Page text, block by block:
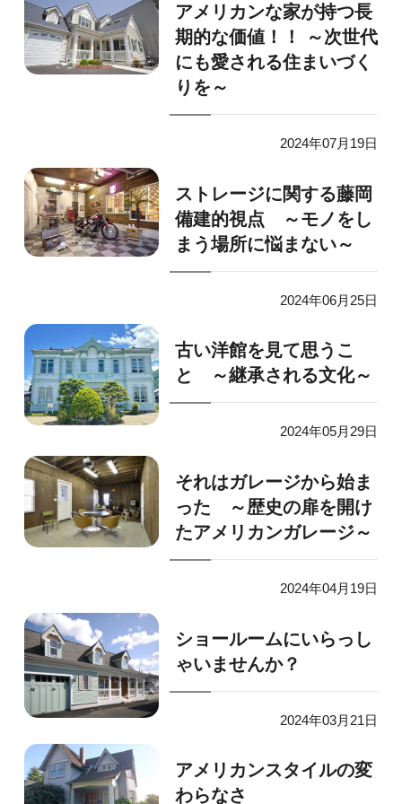
アメリカンな家が持つ長
期的な価値！！ ～次世代
にも愛される住まいづく
りを～
2024年07月19日
ストレージに関する藤岡
備建的視点 ～モノをし
まう場所に悩まない～
2024年06月25日
古い洋館を見て思うこ
と ～継承される文化～
2024年05月29日
それはガレージから始ま
った ～歴史の扉を開け
たアメリカンガレージ～
2024年04月19日
ショールームにいらっし
ゃいませんか？
2024年03月21日
アメリカンスタイルの変
わらなさ